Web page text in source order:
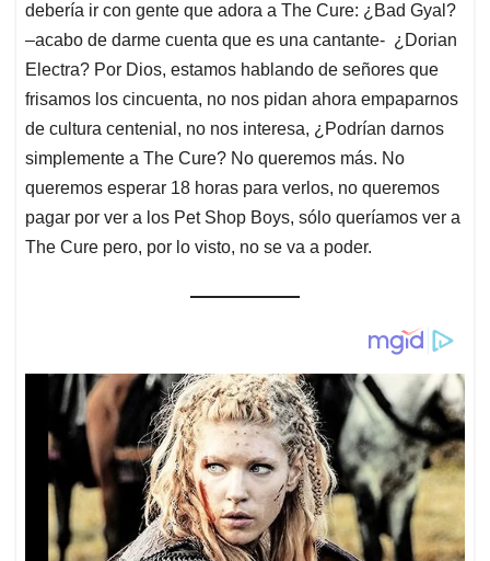
debería ir con gente que adora a The Cure: ¿Bad Gyal?
–acabo de darme cuenta que es una cantante- ¿Dorian
Electra? Por Dios, estamos hablando de señores que
frisamos los cincuenta, no nos pidan ahora empaparnos
de cultura centenial, no nos interesa, ¿Podrían darnos
simplemente a The Cure? No queremos más. No
queremos esperar 18 horas para verlos, no queremos
pagar por ver a los Pet Shop Boys, sólo queríamos ver a
The Cure pero, por lo visto, no se va a poder.